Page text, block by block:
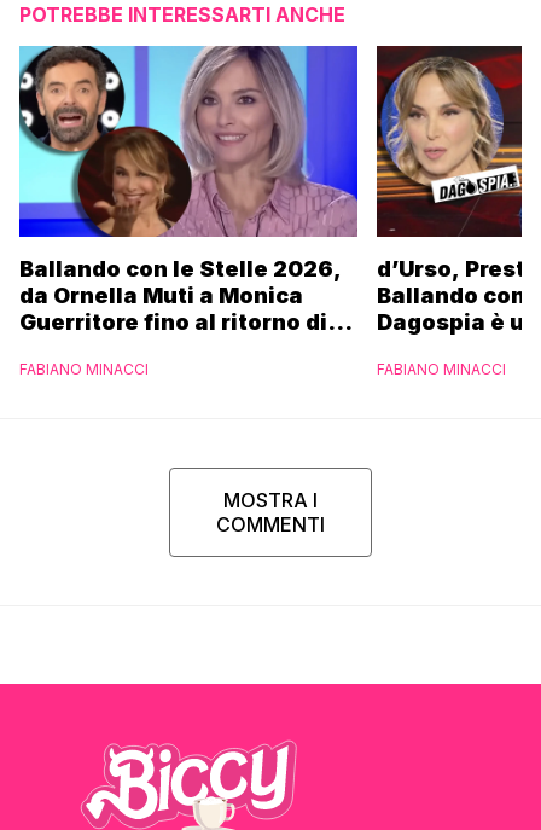
POTREBBE INTERESSARTI ANCHE
Ballando con le Stelle 2026,
da Ornella Muti a Monica
Guerritore fino al ritorno di
l’esclusiva di Gabriele
FABIANO MINACCI
d’Urso,
Ballando con
Dagospia è
FABIANO MINACCI
MOSTRA I
COMMENTI